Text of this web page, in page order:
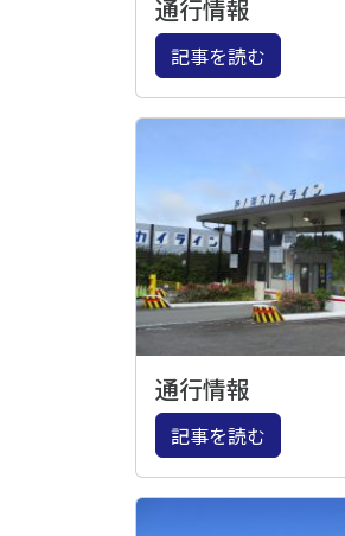
通行情報
記事を読む
通行情報
記事を読む